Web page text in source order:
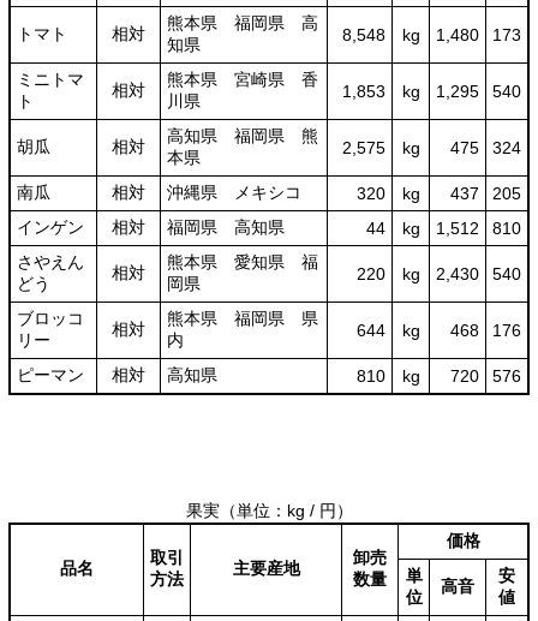
トマト 相対
熊本県 福岡県 高
知県
8,548 kg 1,480 173
ミニトマ
ト
相対
熊本県 宮崎県 香
川県
1,853 kg 1,295 540
胡瓜 相対
高知県 福岡県 熊
本県
2,575 kg 475 324
南瓜 相対 沖縄県 メキシコ 320 kg 437
205
インゲン
相対 福岡県 高知県 44 kg 1,512
810
さやえん
どう
相対
熊本県 愛知県 福
岡県
220 kg 2,430 540
ブロッコ
リー
相対
熊本県 福岡県 県
内
644 kg 468 176
ピーマン 相対 高知県 810 kg 720 576
果実（単位：kg / 円）
品名
取引
方法
主要産地
卸売
数量
価格
単
位
高音
安
値